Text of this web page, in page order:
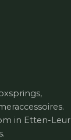
in Etten-Leur